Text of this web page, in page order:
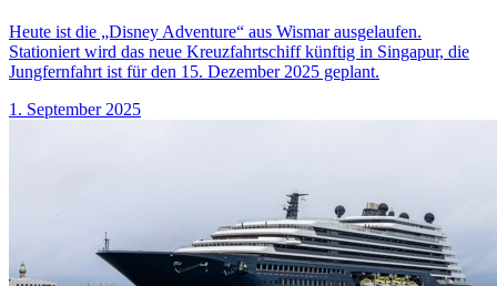
Heute ist die „Disney Adventure“ aus Wismar ausgelaufen.
Stationiert wird das neue Kreuzfahrtschiff künftig in Singapur, die
Jungfernfahrt ist für den 15. Dezember 2025 geplant.
1. September 2025